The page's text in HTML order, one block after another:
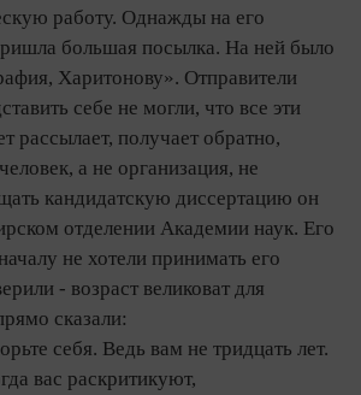
работу. Однажды на его
большая посылка. На ней было
Харитонову». Отправители
себе не могли, что все эти
рассылает, получает обратно,
а не организация, не
кандидатскую диссертацию он
отделении Академии наук. Его
не хотели принимать его
- возраст великоват для
сказали:
себя. Ведь вам не тридцать лет.
вас раскритикуют,